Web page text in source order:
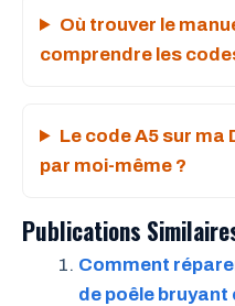
Où trouver le
comprendre les
Le code A5 sur ma
par moi-même ?
Publications
Comment
de poêle bruyant